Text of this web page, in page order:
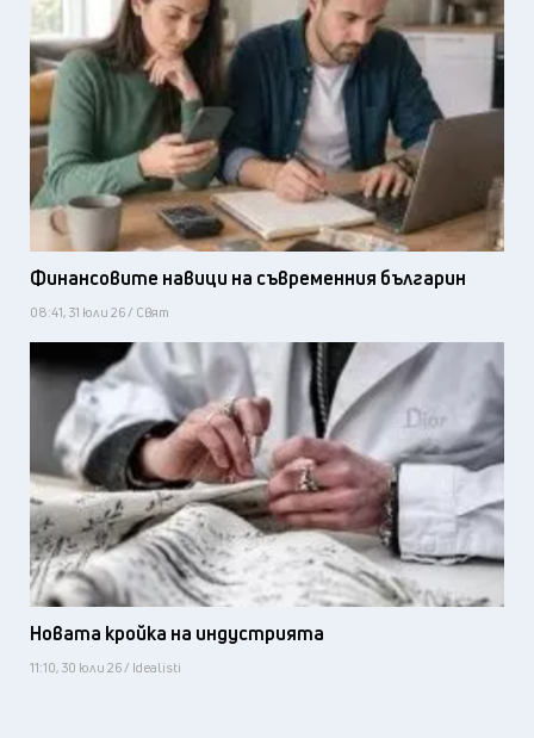
Финансовите навици на съвременния българин
08:41, 31 юли 26 / Свят
Новата кройка на индустрията
11:10, 30 юли 26 / Idealisti